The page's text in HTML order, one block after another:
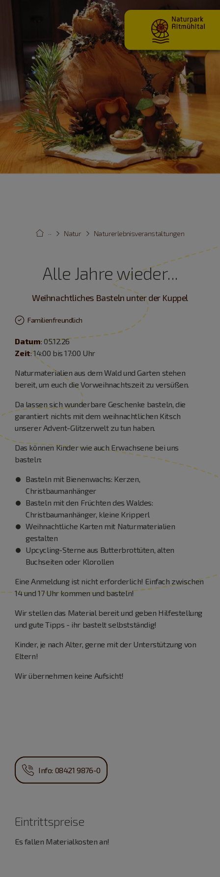
Naturerlebnisveranstaltungen
Natur
···
Alle Jahre wieder...
Weihnachtliches Basteln unter der Kuppel
Familienfreundlich
Datum: 05.12.26
Zeit: 14:00 bis 17:00 Uhr
Naturmaterialien aus dem Wald und Garten stehen
bereit, um euch die Vorweihnachtszeit zu versüßen.
Da lassen sich wunderbare Geschenke basteln, die
garantiert nichts mit dem weihnachtlichen Kitsch
unserer Advent-Glitzerwelt zu tun haben.
Das können Kinder wie auch Erwachsene bei uns
basteln:
Basteln mit Bienenwachs: Kerzen,
Christbaumanhänger
Basteln mit den Früchten des Waldes:
Christbaumanhänger, kleine Kripperl
Weihnachtliche Karten mit Naturmaterialien
gestalten
Upcycling-Sterne aus Butterbrottüten, alten
Buchseiten oder Klorollen
Eine Anmeldung ist nicht erforderlich! Einfach zwischen
14 und 17 Uhr kommen und basteln!
Wir stellen das Material bereit und geben Hilfestellung
und gute Tipps - ihr bastelt selbstständig!
Kinder, je nach Alter, gerne mit der Unterstützung von
Eltern!
Wir übernehmen keine Aufsicht!
Info: 08421 9876-0
Eintrittspreise
Es fallen Materialkosten an!